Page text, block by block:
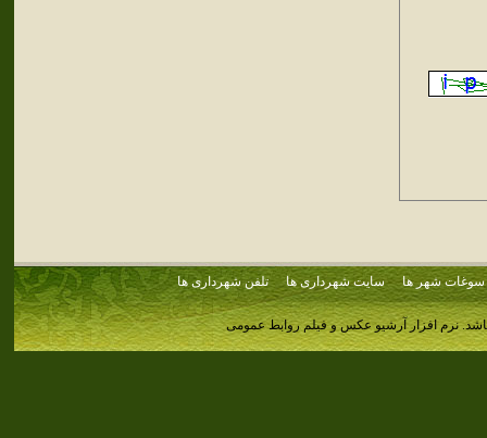
سوغات شهر ها سایت شهرداری ها تلفن شهرداری ها
نرم افزار آرشیو عکس و فیلم روابط عمومی